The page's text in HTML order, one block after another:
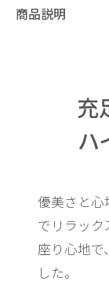
商品説明
充
ハ
優美さと心
でリラック
座り心地で
した。